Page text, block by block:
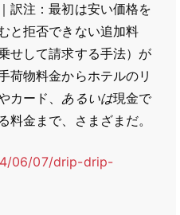
訳注：最初は安い価格を
と拒否できない追加料
せして請求する手法）が
荷物料金からホテルのリ
カード、 あるいは現金で
料金まで、さまざまだ。
06/07/drip-drip-